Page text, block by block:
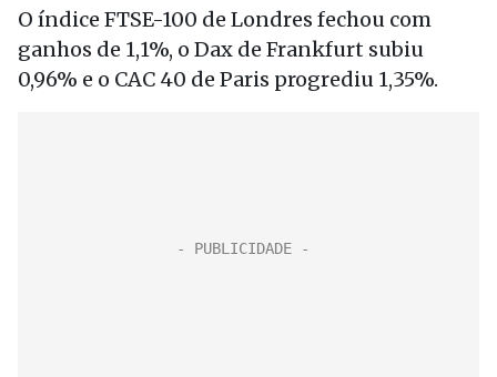
O índice FTSE-100 de Londres fechou com
ganhos de 1,1%, o Dax de Frankfurt subiu
0,96% e o CAC 40 de Paris progrediu 1,35%.